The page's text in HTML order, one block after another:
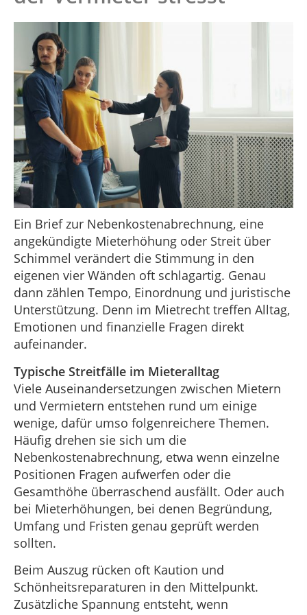
Ein Brief zur Nebenkostenabrechnung, eine
angekündigte Mieterhöhung oder Streit über
Schimmel verändert die Stimmung in den
eigenen vier Wänden oft schlagartig. Genau
dann zählen Tempo, Einordnung und juristische
Unterstützung. Denn im Mietrecht treffen Alltag,
Emotionen und finanzielle Fragen direkt
aufeinander.
Typische Streitfälle im Mieteralltag
Viele Auseinandersetzungen zwischen Mietern
und Vermietern entstehen rund um einige
wenige, dafür umso folgenreichere Themen.
Häufig drehen sie sich um die
Nebenkostenabrechnung, etwa wenn einzelne
Positionen Fragen aufwerfen oder die
Gesamthöhe überraschend ausfällt. Oder auch
bei Mieterhöhungen, bei denen Begründung,
Umfang und Fristen genau geprüft werden
sollten.
Beim Auszug rücken oft Kaution und
Schönheitsreparaturen in den Mittelpunkt.
Zusätzliche Spannung entsteht, wenn